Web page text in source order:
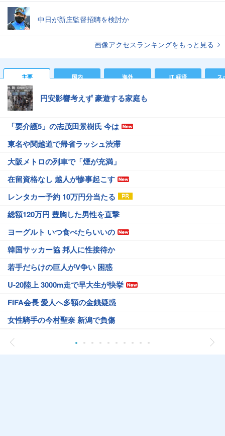
中日が新庄監督招聘を検討か
画像アクセスランキングをもっと見る
主要 国内 海外 IT 経済 ス
円安影響考えず 豪遊する家庭も
「要介護5」の志茂田景樹氏 今は
東名や関越道で帰省ラッシュ渋滞
大阪メトロの列車で「煙が充満」
在留資格なし 越人が惨事起こす
レンタカー予約 10万円分当たる
総額120万円 豊胸した男性を直撃
ヨーグルト いつ食べたらいいの
韓国サッカー協 邦人に性接待か
若手だらけの巨人がV争い 困惑
U-20陸上 3000m走で早大生が快挙
FIFA会長 愛人へ多額の金銭疑惑
女性騎手の今村聖奈 新潟で負傷